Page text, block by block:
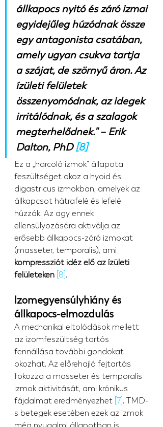
állkapocs nyitó és záró izmai
egyidejűleg húzódnak össze
egy antagonista csatában,
amely ugyan csukva tartja
a szájat, de szörnyű áron. Az
ízületi felületek
összenyomódnak, az idegek
irritálódnak, és a szalagok
megterhelődnek." – Erik
Dalton, PhD [8]
Ez a „harcoló izmok" állapota
feszültséget okoz a hyoid és
digastricus izmokban, amelyek az
állkapcsot hátrafelé és lefelé
húzzák. Az agy ennek
ellensúlyozására aktiválja az
erősebb állkapocs-záró izmokat
(masseter, temporalis), ami
kompressziót idéz elő az ízületi
felületeken [8] .
Izomegyensúlyhiány és
állkapocs-elmozdulás
A mechanikai eltolódások mellett
az izomfeszültség tartós
fennállása további gondokat
okozhat. Az előrehajló fejtartás
fokozza a masseter és temporalis
izmok aktivitását, ami krónikus
fájdalmat eredményezhet [7] . TMD-
s betegek esetében ezek az izmok